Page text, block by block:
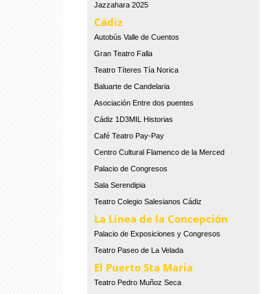
Jazzahara 2025
Cádiz
Autobús Valle de Cuentos
Gran Teatro Falla
Teatro Títeres Tía Norica
Baluarte de Candelaria
Asociación Entre dos puentes
Cádiz 1D3MIL Historias
Café Teatro Pay-Pay
Centro Cultural Flamenco de la Merced
Palacio de Congresos
Sala Serendipia
Teatro Colegio Salesianos Cádiz
La Línea de la Concepción
Palacio de Exposiciones y Congresos
Teatro Paseo de La Velada
El Puerto Sta Maria
Teatro Pedro Muñoz Seca